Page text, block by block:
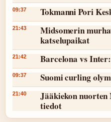
09:37 Tokmanni Pori
21:43
Midsomerin
katselupaikat
21:42 Barcelona vs
09:37 Suomi curling
21:40
Jääkiekon
tiedot